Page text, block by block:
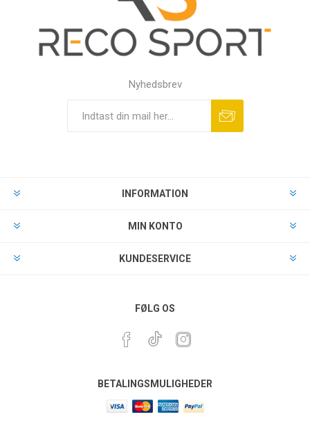
Nyhedsbrev
INFORMATION
MIN KONTO
KUNDESERVICE
FØLG OS
BETALINGSMULIGHEDER